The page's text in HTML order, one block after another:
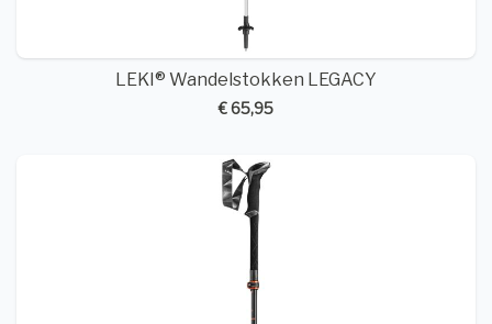
LEKI® Wandelstokken LEGACY
€ 65,95